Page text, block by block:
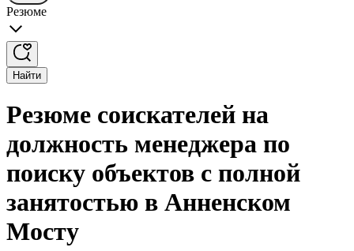
Резюме
Найти
Резюме соискателей на
должность менеджера по
поиску объектов с полной
занятостью в Анненском
Мосту